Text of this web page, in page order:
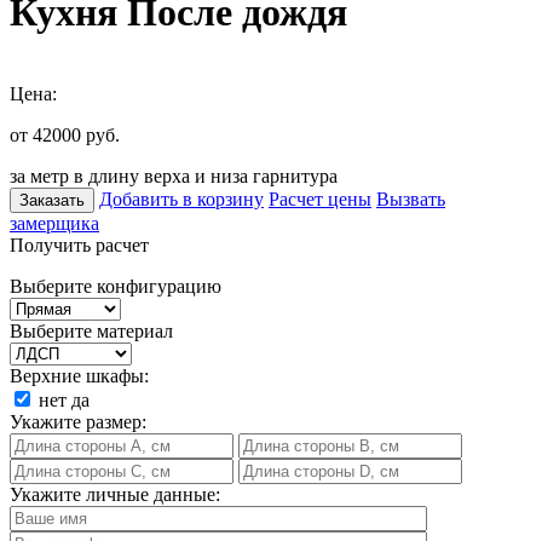
Кухня После дождя
Цена:
от 42000 руб.
за метр в длину верха и низа гарнитура
Заказать Добавить в корзину Расчет цены Вызвать
замерщика
Получить расчет
Выберите конфигурацию
Выберите материал
Верхние шкафы:
нет да
Укажите размер:
Укажите личные данные: